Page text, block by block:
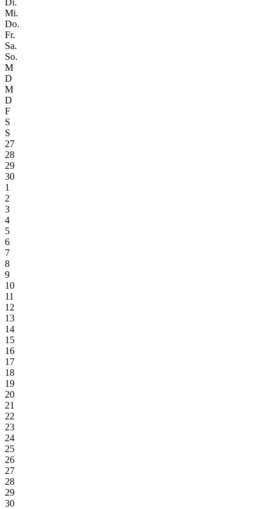
Di.
Mi.
Do.
Fr.
Sa.
So.
M
D
M
D
F
S
S
27
28
29
30
1
2
3
4
5
6
7
8
9
10
11
12
13
14
15
16
17
18
19
20
21
22
23
24
25
26
27
28
29
30